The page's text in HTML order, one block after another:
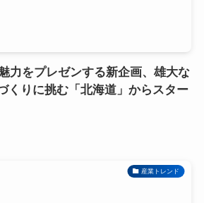
力をプレゼンする新企画、雄大な
くりに挑む「北海道」からスター
産業トレンド